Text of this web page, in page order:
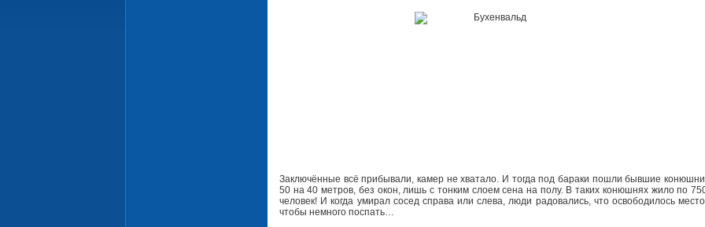
Заключённые всё прибывали, камер не хватало. И тогда под бараки пошли бывшие
50 на 40 метров, без окон, лишь с тонким слоем сена на полу. В таких конюшнях жило по
человек! И когда умирал сосед справа или слева, люди радовались, что освободилось
чтобы немного поспать…